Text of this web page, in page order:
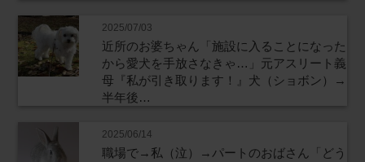
2025/07/03
近所のお婆ちゃん「施設に入ることになった
から愛犬を手放さなきゃ…」元アスリート義
母『私が引き取ります！』犬（ショボン）→
半年後…
2025/06/14
職場で→私（泣）→パートのおばさん「どう